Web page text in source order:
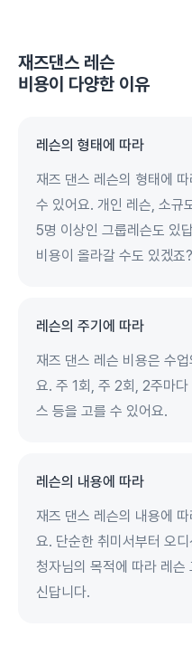
재즈댄스 레슨
비용이 다양한 이유
레슨의 형태에 따라
재즈 댄스 레슨의 형태에
수 있어요. 개인 레슨, 소규
5명 이상인 그룹레슨도 있
비용이 올라갈 수도 있겠죠?
레슨의 주기에 따라
재즈 댄스 레슨 비용은 수
요. 주 1회, 주 2회, 2주마
스 등을 고를 수 있어요.
레슨의 내용에 따라
재즈 댄스 레슨의 내용에
요. 단순한 취미서부터 오
청자님의 목적에 따라 레슨
신답니다.